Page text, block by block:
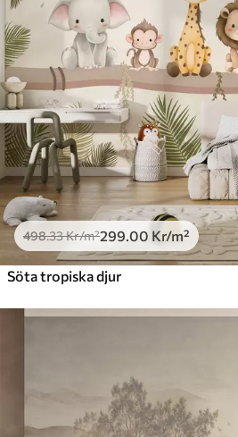
498.33Kr/m²299 .00 Kr/m²
Söta tropiska djur